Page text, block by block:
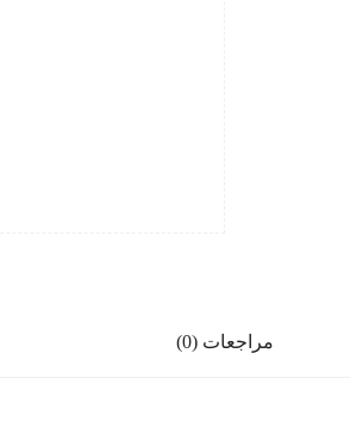
مراجعات (0)